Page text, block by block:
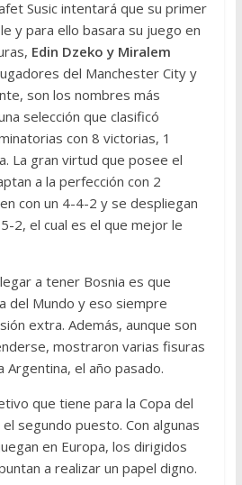
Susic intentará que su primer
y para ello basara su juego en
Edin Dzeko y Miralem
del Manchester City y
son los nombres más
selección que clasificó
con 8 victorias, 1
La gran virtud que posee el
a la perfección con 2
con un 4-4-2 y se despliegan
2, el cual es el que mejor le
a tener Bosnia es que
del Mundo y eso siempre
extra. Además, aunque son
mostraron varias fisuras
el año pasado.
que tiene para la Copa del
segundo puesto. Con algunas
en Europa, los dirigidos
a realizar un papel digno.